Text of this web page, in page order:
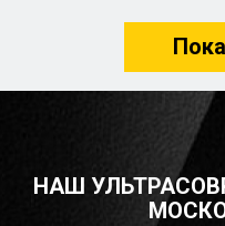
НАШ